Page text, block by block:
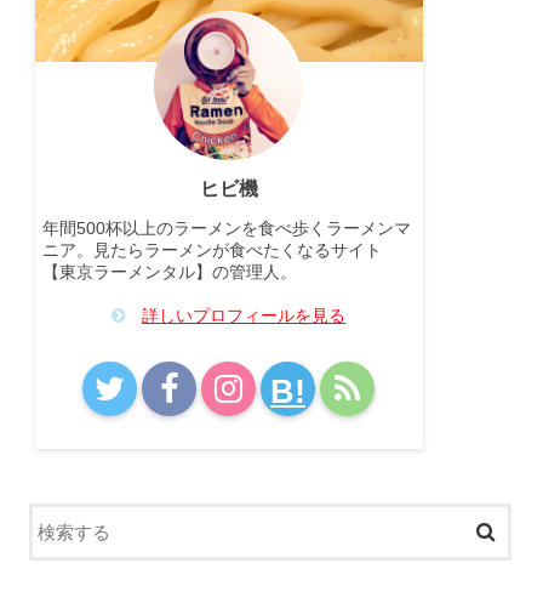
ヒビ機
年間500杯以上のラーメンを食べ歩くラーメンマ
ニア。見たらラーメンが食べたくなるサイト
【東京ラーメンタル】の管理人。
詳しいプロフィールを見る
B!